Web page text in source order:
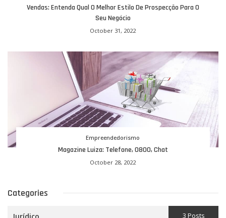
Vendas: Entenda Qual O Melhor Estilo De Prospecção Para O
Seu Negócio
October 31, 2022
Empreendedorismo
Magazine Luiza: Telefone, 0800, Chat
October 28, 2022
Categories
Jurídico 3 Posts